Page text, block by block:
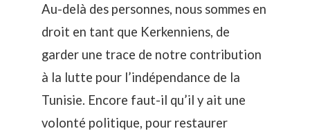
Au-delà des personnes, nous sommes en
droit en tant que Kerkenniens, de
garder une trace de notre contribution
à la lutte pour l’indépendance de la
Tunisie. Encore faut-il qu’il y ait une
volonté politique, pour restaurer